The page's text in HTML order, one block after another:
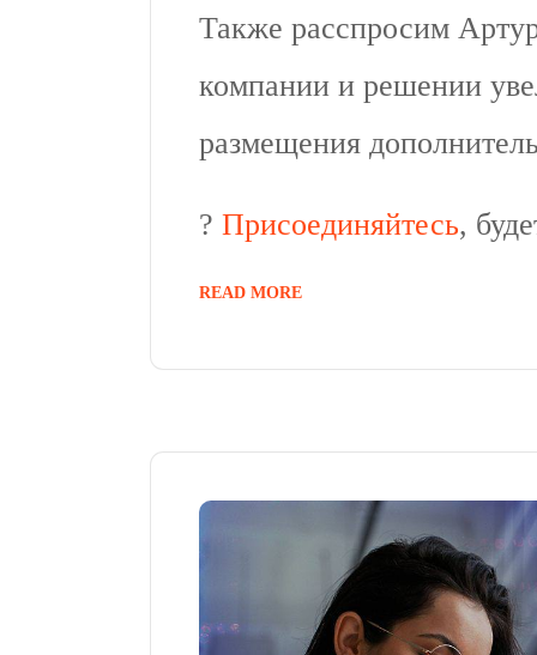
Также расспросим
компании и решении
размещения
? Присоединяйтесь,
READ MORE